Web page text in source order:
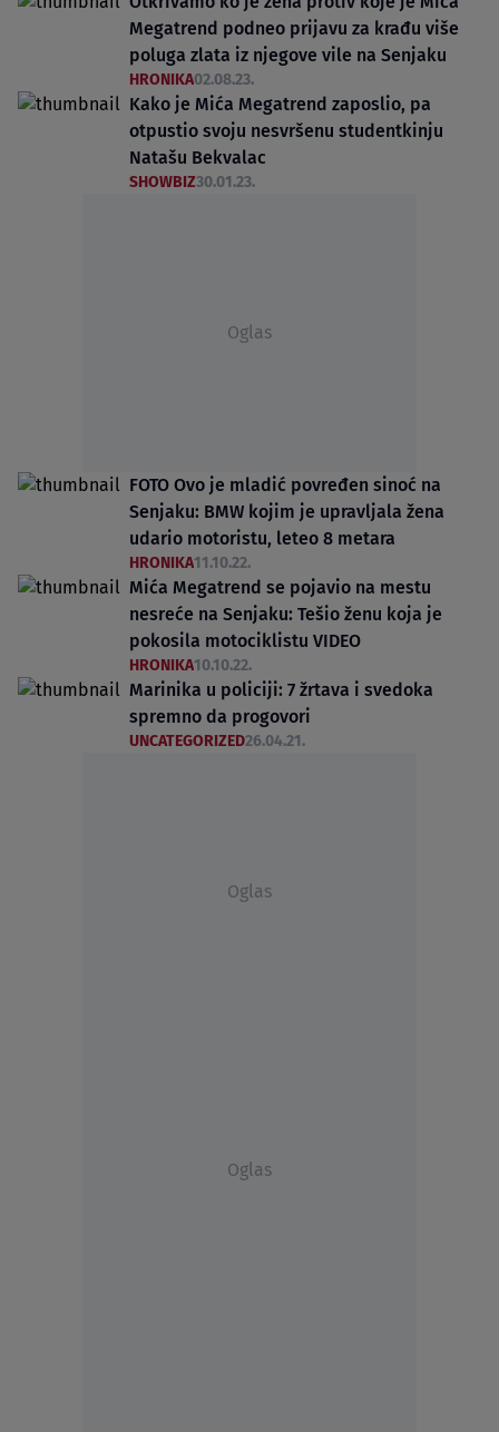
Megatrend podneo prijavu za krađu više
poluga zlata iz njegove vile na Senjaku
HRONIKA02.08.23.
Kako je Mića Megatrend zaposlio, pa
otpustio svoju nesvršenu studentkinju
Natašu Bekvalac
SHOWBIZ30.01.23.
Oglas
FOTO Ovo je mladić povređen sinoć na
Senjaku: BMW kojim je upravljala žena
udario motoristu, leteo 8 metara
HRONIKA11.10.22.
Mića Megatrend se pojavio na mestu
nesreće na Senjaku: Tešio ženu koja je
pokosila motociklistu VIDEO
HRONIKA10.10.22.
Marinika u policiji: 7 žrtava i svedoka
spremno da progovori
UNCATEGORIZED26.04.21.
Oglas
Oglas